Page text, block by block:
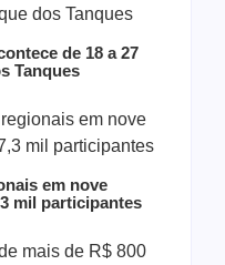
de 18 a 27
Tanques
em nove
mil participantes